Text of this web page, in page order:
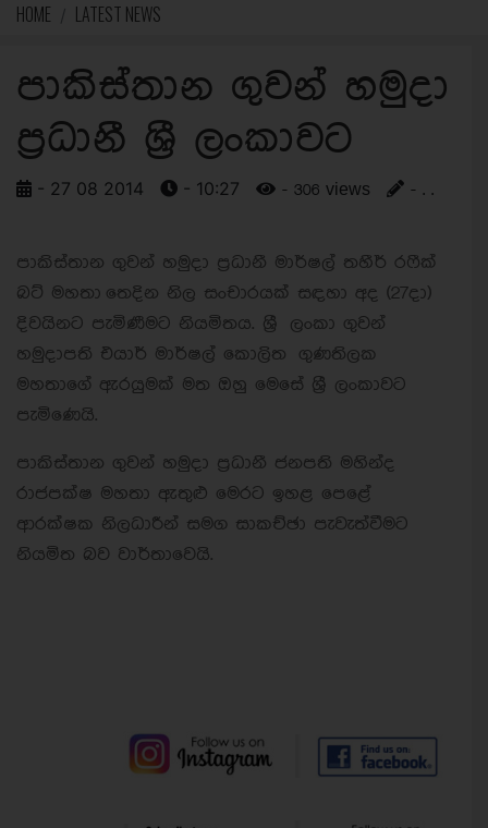
HOME LATEST NEWS
පාකිස්තාන ගුවන් හමුදා
ප්‍රධානී ශ්‍රී ලංකාවට
- 27 08 2014 - 10:27 - 306 views - . .
පාකිස්තාන ගුවන් හමුදා ප්‍රධානී මාර්ෂල් තහීර් රෆීක්
බට් මහතා තෙදින නිල සංචාරයක් සඳහා අද (27දා)
දිවයිනට පැමිණීමට නියමිතය. ශ්‍රී ලංකා ගුවන්
හමුදාපති එයාර් මාර්ෂල් කොලිත ගුණතිලක
මහතාගේ ඇරයුමක් මත ඔහු මෙසේ ශ්‍රී ලංකාවට
පැමිණෙයි.
පාකිස්තාන ගුවන් හමුදා ප්‍රධානී ජනපති මහින්ද
රාජපක්ෂ මහතා ඇතුළු මෙරට ඉහළ පෙළේ
ආරක්ෂක නිලධාරීන් සමග සාකච්ඡා පැවැත්වීමට
නියමිත බව වාර්තාවෙයි.